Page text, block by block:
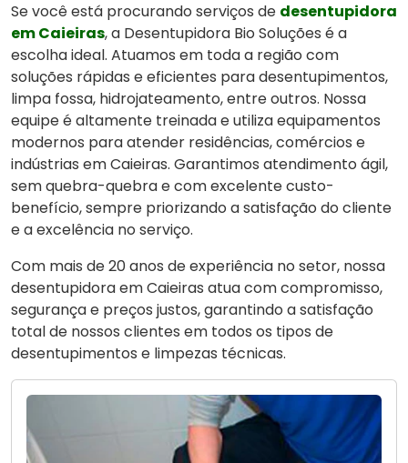
Se você está procurando serviços de desentupidora
em Caieiras, a Desentupidora Bio Soluções é a
escolha ideal. Atuamos em toda a região com
soluções rápidas e eficientes para desentupimentos,
limpa fossa, hidrojateamento, entre outros. Nossa
equipe é altamente treinada e utiliza equipamentos
modernos para atender residências, comércios e
indústrias em Caieiras. Garantimos atendimento ágil,
sem quebra-quebra e com excelente custo-
benefício, sempre priorizando a satisfação do cliente
e a excelência no serviço.
Com mais de 20 anos de experiência no setor, nossa
desentupidora em Caieiras atua com compromisso,
segurança e preços justos, garantindo a satisfação
total de nossos clientes em todos os tipos de
desentupimentos e limpezas técnicas.